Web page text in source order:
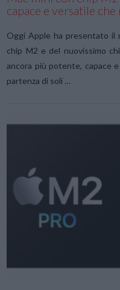
capace e versatile che
Oggi Apple ha presentato il
chip M2 e del nuovissimo
ancora più potente, capace
partenza di soli …